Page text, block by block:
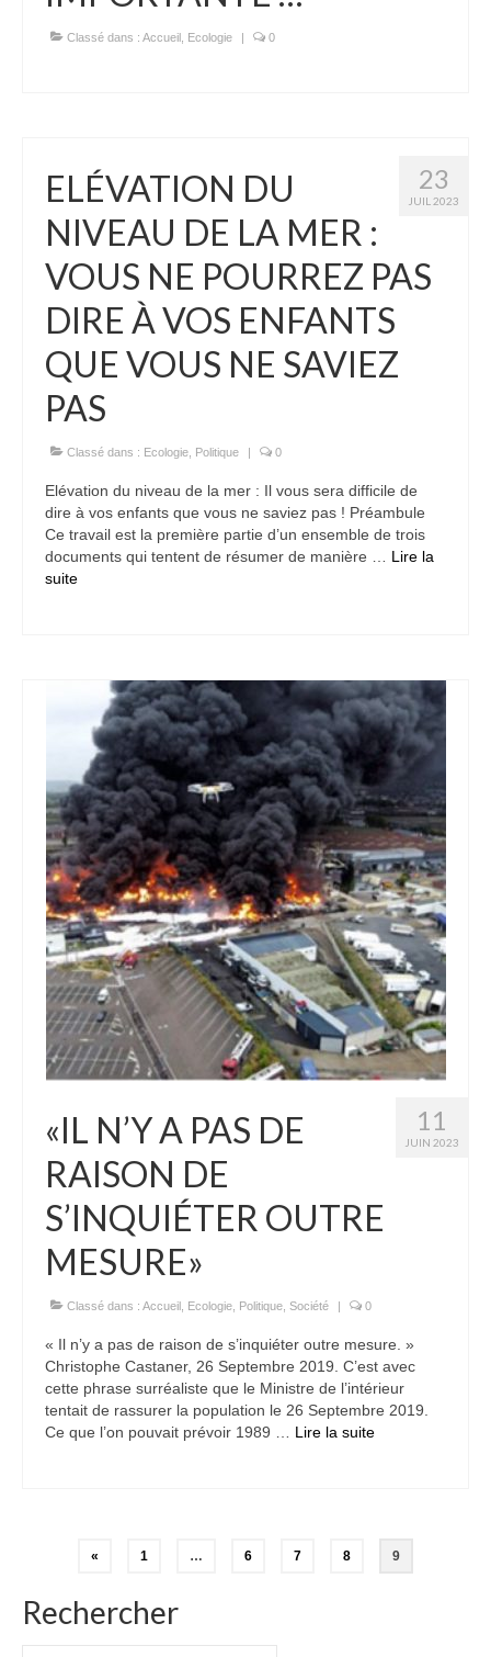
Classé dans : Accueil Ecologie | 0
23
JUIL 2023
ELÉVATION DU
NIVEAU DE LA MER :
VOUS NE POURREZ PAS
DIRE À VOS ENFANTS
QUE VOUS NE SAVIEZ
PAS
Classé dans : Ecologie Politique | 0
Elévation du niveau de la mer : Il vous sera difficile de
dire à vos enfants que vous ne saviez pas ! Préambule
Ce travail est la première partie d’un ensemble de trois
documents qui tentent de résumer de manière … Lire la
suite­­
11
JUIN 2023
«IL N’Y A PAS DE
RAISON DE
S’INQUIÉTER OUTRE
MESURE»
Classé dans : Accueil Ecologie Politique Société | 0
« Il n’y a pas de raison de s’inquiéter outre mesure. »
Christophe Castaner, 26 Septembre 2019. C’est avec
cette phrase surréaliste que le Ministre de l’intérieur
tentait de rassurer la population le 26 Septembre 2019.
Ce que l’on pouvait prévoir 1989 … Lire la suite­­
Pagination
des
publications
« 1 … 6 7 8 9
Rechercher